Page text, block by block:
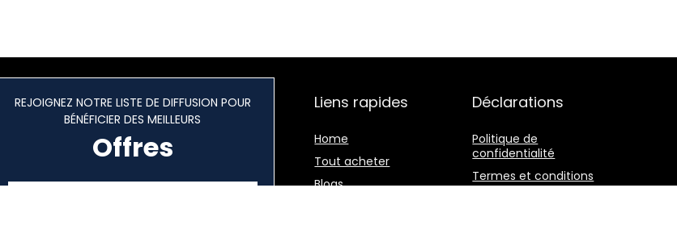
REJOIGNEZ NOTRE LISTE DE DIFFUSION POUR
BÉNÉFICIER DES MEILLEURS
Offres
Liens rapides
Home
Tout acheter
Blogs
Déclarations
Politique de
confidentialité
Termes et conditions